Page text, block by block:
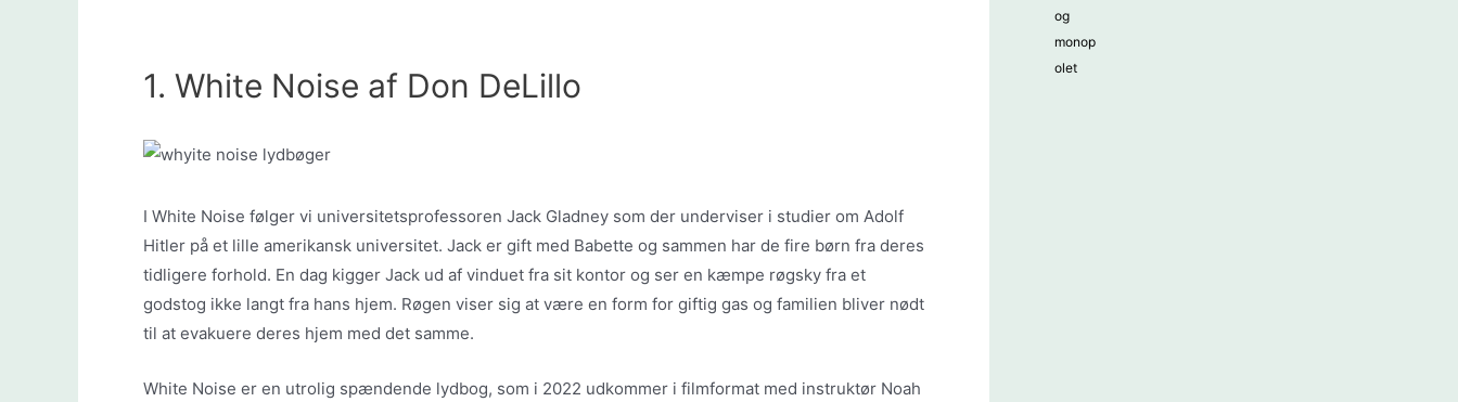
1. White Noise af Don DeLillo
I White Noise følger vi universitetsprofessoren Jack Gladney som der underviser i studier om Adolf
Hitler på et lille amerikansk universitet. Jack er gift med Babette og sammen har de fire børn fra deres
tidligere forhold. En dag kigger Jack ud af vinduet fra sit kontor og ser en kæmpe røgsky fra et
godstog ikke langt fra hans hjem. Røgen viser sig at være en form for giftig gas og familien bliver nødt
til at evakuere deres hjem med det samme.
White Noise er en utrolig spændende lydbog, som i 2022 udkommer i filmformat med instruktør Noah